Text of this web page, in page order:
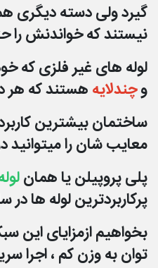
گیرد ولی دستهدیگری
نیستند که خواندنش را
لوله های غیر فلزی که
وچندلایه هستند که هر
ساختمان بیشترین کاربرد
معایب شان را میتوانید
پلی پروپیلن یا همان
پرکاربردترین لوله ها
بخواهیم ازمزایای این
توان به وزن کم ، اجرا